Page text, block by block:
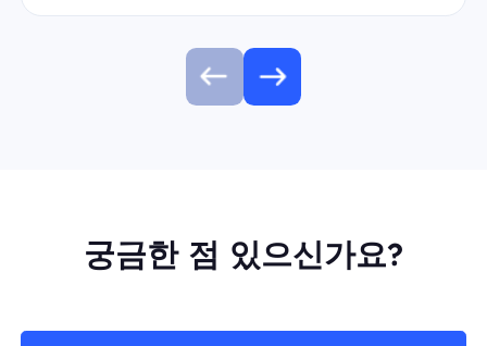
궁금한 점 있으신가요?